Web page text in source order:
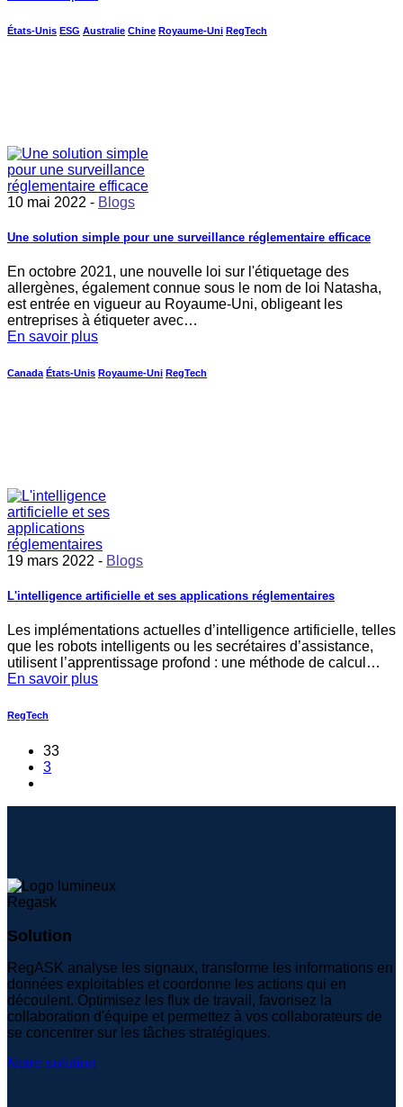
États-Unis ESG Australie Chine Royaume-Uni RegTech
10 mai 2022 - Blogs
Une solution simple pour une surveillance réglementaire efficace
En octobre 2021, une nouvelle loi sur l'étiquetage des
allergènes, également connue sous le nom de loi Natasha,
est entrée en vigueur au Royaume-Uni, obligeant les
entreprises à étiqueter avec…
En savoir plus
Canada États-Unis Royaume-Uni RegTech
19 mars 2022 - Blogs
L'intelligence artificielle et ses applications réglementaires
Les implémentations actuelles d’intelligence artificielle, telles
que les robots intelligents ou les secrétaires d’assistance,
utilisent l’apprentissage profond : une méthode de calcul…
En savoir plus
RegTech
33
3
Solution
RegASK analyse les signaux, transforme les informations en
données exploitables et coordonne les actions qui en
découlent. Optimisez les flux de travail, favorisez la
collaboration d'équipe et permettez à vos collaborateurs de
se concentrer sur les tâches stratégiques.
Notre solution